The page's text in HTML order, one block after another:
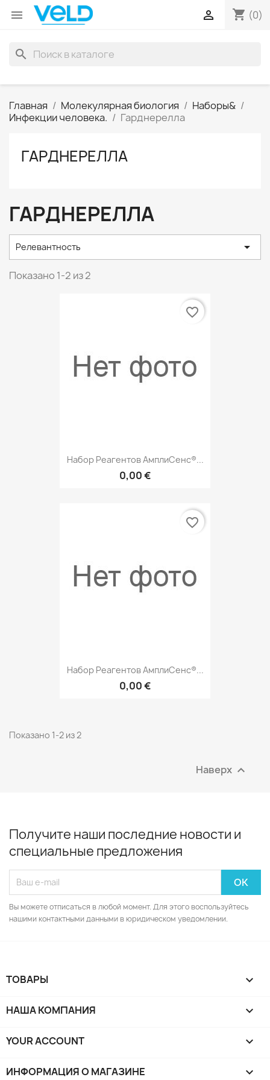
 shopping_cart (0)

search
Главная Молекулярная биология
Наборы&
Инфекции человека.
Гарднерелла
ГАРДНЕРЕЛЛА
ГАРДНЕРЕЛЛА
Релевантность 
Показано 1-2 из 2
Набор Реагентов АмплиСенс®...
0,00 €
favorite_border
Набор Реагентов АмплиСенс®...
0,00 €
favorite_border
Показано 1-2 из 2
Наверх 
Получите наши последние новости и
специальные предложения
Вы можете отписаться в любой момент. Для этого воспользуйтесь
нашими контактными данными в юридическом уведомлении.
ТОВАРЫ 
НАША КОМПАНИЯ 
YOUR ACCOUNT 
ИНФОРМАЦИЯ О МАГАЗИНЕ keyboard_arrow_down